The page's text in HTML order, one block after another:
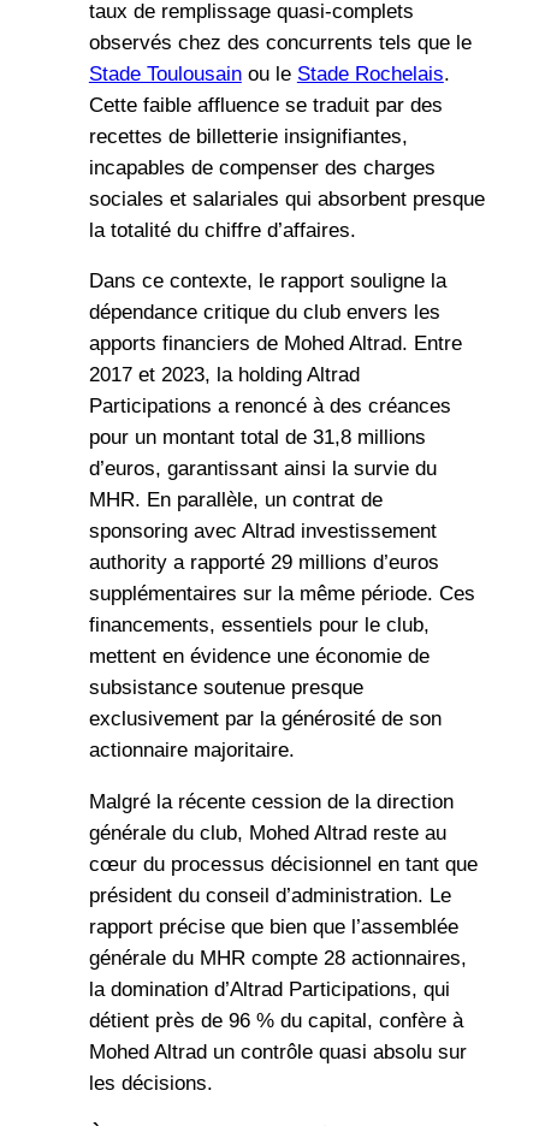
taux de remplissage quasi-complets
observés chez des concurrents tels que le
Stade Toulousainou le Stade Rochelais.
Cette faible affluence se traduit par des
recettes de billetterie insignifiantes,
incapables de compenser des charges
sociales et salariales qui absorbent presque
la totalité du chiffre d’affaires.
Dans ce contexte, le rapport souligne la
dépendance critique du club envers les
apports financiers de Mohed Altrad. Entre
2017 et 2023, la holding Altrad
Participations a renoncé à des créances
pour un montant total de 31,8 millions
d’euros, garantissant ainsi la survie du
MHR. En parallèle, un contrat de
sponsoring avec Altrad investissement
authority a rapporté 29 millions d’euros
supplémentaires sur la même période. Ces
financements, essentiels pour le club,
mettent en évidence une économie de
subsistance soutenue presque
exclusivement par la générosité de son
actionnaire majoritaire.
Malgré la récente cession de la direction
générale du club, Mohed Altrad reste au
cœur du processus décisionnel en tant que
président du conseil d’administration. Le
rapport précise que bien que l’assemblée
générale du MHR compte 28 actionnaires,
la domination d’Altrad Participations, qui
détient près de 96 % du capital, confère à
Mohed Altrad un contrôle quasi absolu sur
les décisions.